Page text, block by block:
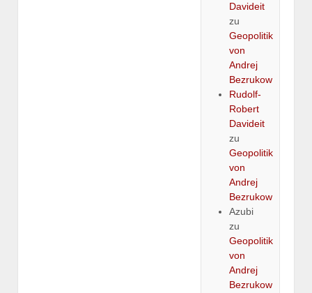
Davideit
zu
Geopolitik
von
Andrej
Bezrukow
Rudolf-
Robert
Davideit
zu
Geopolitik
von
Andrej
Bezrukow
Azubi
zu
Geopolitik
von
Andrej
Bezrukow